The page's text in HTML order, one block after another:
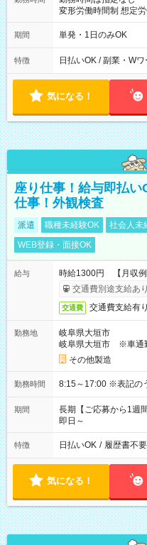
変形労働時間制 想定労働時間170
10/26 全日共通 08：
～9/19のみ下記シフトも
00
期間 単発・1日のみOK
特徴 日払いOK / 副業・W
気になる！
座り仕事！給与即払
仕事！外観検査
派遣 職種未経験OK 社会人未
WEB登録・面接OK
給与
時給1300円 【月収
交通費別途支給あり
交通費 交通費支給有り
勤務地
岐阜県大垣市
岐阜県大垣市 ※車通
その他製造
勤務時間 8:15～17:00
期間
長期【ご応募から1週
即日～
特徴 日払いOK / 履歴書不要
気になる！